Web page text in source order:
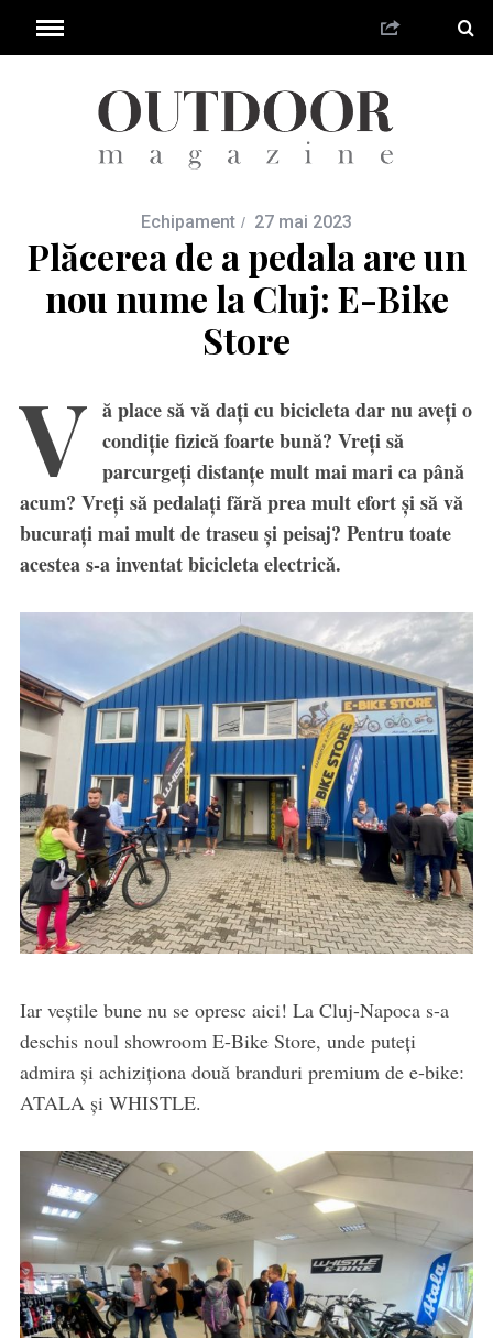
Echipament 27 mai 2023
Plăcerea de a pedala are un
nou nume la Cluj: E-Bike
Store
V ă place să vă dați cu bicicleta dar nu aveți o
condiție fizică foarte bună? Vreți să
parcurgeți distanțe mult mai mari ca până
acum? Vreți să pedalați fără prea mult efort și să vă
bucurați mai mult de traseu și peisaj? Pentru toate
acestea s-a inventat bicicleta electrică.
Iar veștile bune nu se opresc aici! La Cluj-Napoca s-a
deschis noul showroom E-Bike Store, unde puteți
admira și achiziționa două branduri premium de e-bike:
ATALA și WHISTLE.